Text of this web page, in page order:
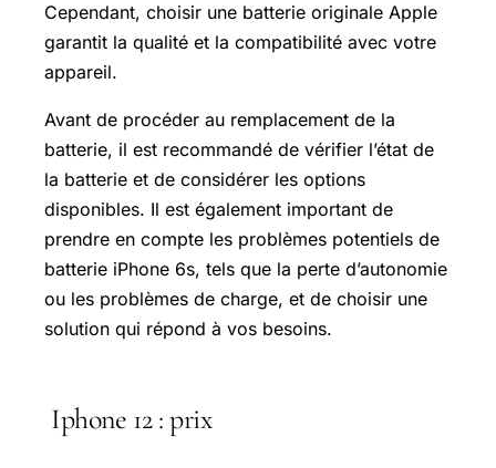
Cependant, choisir une batterie originale Apple
garantit la qualité et la compatibilité avec votre
appareil.
Avant de procéder au remplacement de la
batterie, il est recommandé de vérifier l’état de
la batterie et de considérer les options
disponibles. Il est également important de
prendre en compte les problèmes potentiels de
batterie iPhone 6s, tels que la perte d’autonomie
ou les problèmes de charge, et de choisir une
solution qui répond à vos besoins.
Iphone 12 : prix